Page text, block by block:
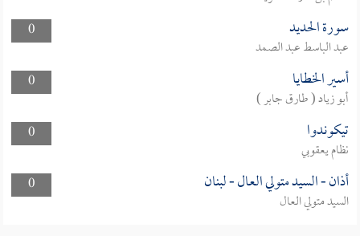
0
سورة الحديد
عبد الباسط عبد الصمد
0
أسير الخطايا
أبو زياد ( طارق جابر )
0
تيكوندوا
نظام يعقوبي
0
أذان - السيد متولي العال - لبنان
السيد متولي العال